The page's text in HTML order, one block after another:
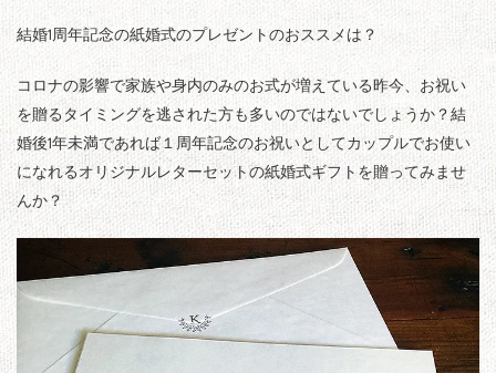
結婚1周年記念の紙婚式のプレゼントのおススメは？
コロナの影響で家族や身内のみのお式が増えている昨今、お祝い
を贈るタイミングを逃された方も多いのではないでしょうか？結
婚後1年未満であれば１周年記念のお祝いとしてカップルでお使い
になれるオリジナルレターセットの紙婚式ギフトを贈ってみませ
んか？